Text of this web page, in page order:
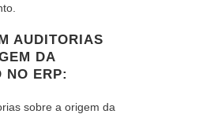
AUDITORIAS
DA
NO ERP:
sobre a origem da